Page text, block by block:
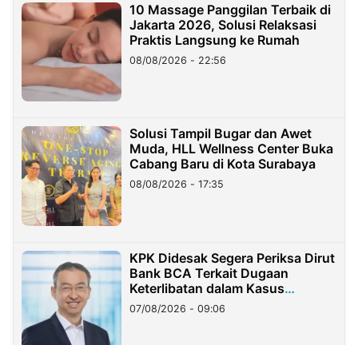
10 Massage Panggilan Terbaik di
Jakarta 2026, Solusi Relaksasi
Praktis Langsung ke Rumah
08/08/2026 - 22:56
Solusi Tampil Bugar dan Awet
Muda, HLL Wellness Center Buka
Cabang Baru di Kota Surabaya
08/08/2026 - 17:35
KPK Didesak Segera Periksa Dirut
Bank BCA Terkait Dugaan
Keterlibatan dalam Kasus
Hilangnya Dana Nasabah Rp2,58
Miliar
07/08/2026 - 09:06